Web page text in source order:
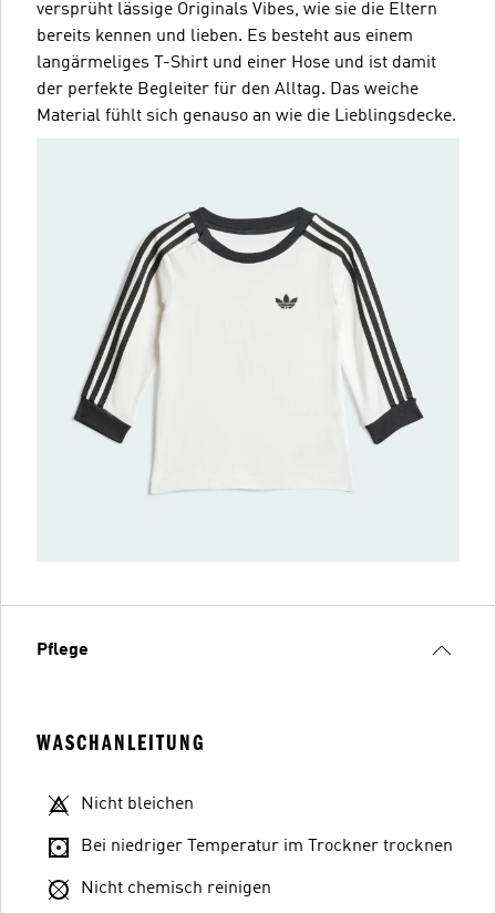
versprüht lässige Originals Vibes, wie sie die Eltern
bereits kennen und lieben. Es besteht aus einem
langärmeliges T-Shirt und einer Hose und ist damit
der perfekte Begleiter für den Alltag. Das weiche
Material fühlt sich genauso an wie die Lieblingsdecke.
Pflege
WASCHANLEITUNG
Nicht bleichen
Bei niedriger Temperatur im Trockner trocknen
Nicht chemisch reinigen